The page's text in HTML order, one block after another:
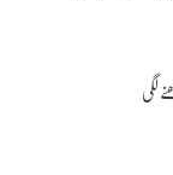
لگی